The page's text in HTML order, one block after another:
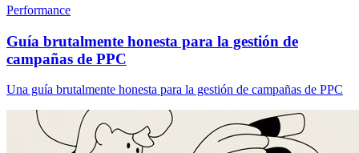
Performance
Guía brutalmente honesta para la gestión de
campañas de PPC
Una guía brutalmente honesta para la gestión de campañas de PPC